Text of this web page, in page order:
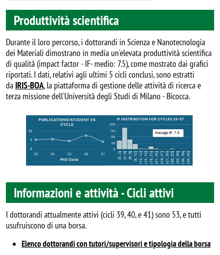
Produttività scientifica
Durante il loro percorso, i dottorandi in Scienza e Nanotecnologia
dei Materiali dimostrano in media un'elevata produttività scientifica
di qualità (impact factor - IF- medio: 7.5), come mostrato dai grafici
riportati. I dati, relativi agli ultimi 5 cicli conclusi, sono estratti
da IRIS-BOA, la piattaforma di gestione delle attività di ricerca e
terza missione dell'Università degli Studi di Milano - Bicocca.
Informazioni e attività - Cicli attivi
I dottorandi attualmente attivi (cicli 39, 40, e 41) sono 53, e tutti
usufruiscono di una borsa.
Elenco dottorandi con tutori/supervisori e tipologia della borsa